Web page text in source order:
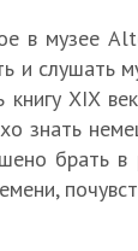
в музее
и слушать
XIX
знать
брать в